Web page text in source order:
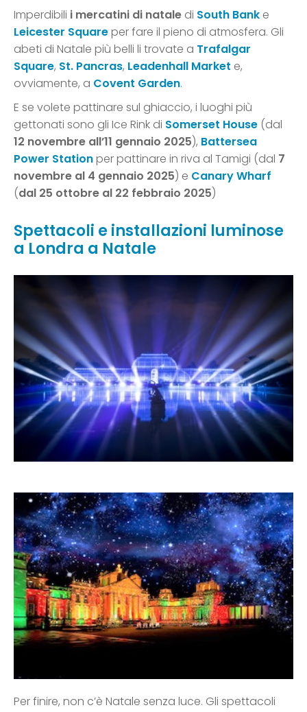
Imperdibili i mercatini di natale di South Bank e
Leicester Squareper fare il pieno di atmosfera. Gli
abeti di Natale più belli li trovate a Trafalgar
Square, St. Pancras, Leadenhall Market e,
ovviamente, a Covent Garden.
E se volete pattinare sul ghiaccio, i luoghi più
gettonati sono gli Ice Rink di Somerset House (dal
12 novembre all’11 gennaio 2025), Battersea
Power Stationper pattinare in riva al Tamigi (dal 7
novembre al 4 gennaio 2025) e Canary Wharf
(dal 25 ottobre al 22 febbraio 2025)
Spettacoli e installazioni luminose
a Londra a Natale
Per finire, non c’è Natale senza luce. Gli spettacoli